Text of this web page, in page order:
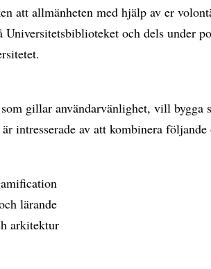
att allmänheten med hjälp av er
Universitetsbiblioteket och dels under
gillar användarvänlighet, vill bygga
intresserade av att kombinera följande
lärande
arkitektur